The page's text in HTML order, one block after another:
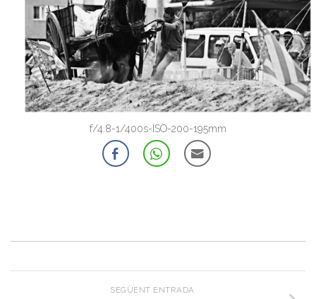
f/4.8-1/400s-ISO-200-195mm
SEGÜENT ENTRADA